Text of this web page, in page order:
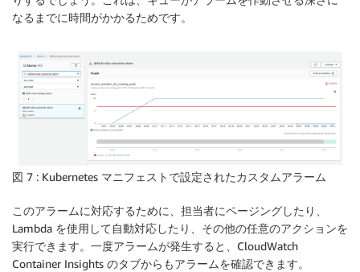
なるまでに時間がかかるためです。
図 7 : Kubernetes マニフェストで設定されたカスタムアラーム
このアラームに対応するために、担当者にページングしたり、
Lambda を使用して自動対応したり、その他の任意のアクションを
実行できます。一度アラームが発生すると、CloudWatch
Container Insights のタブからもアラームを確認できます。